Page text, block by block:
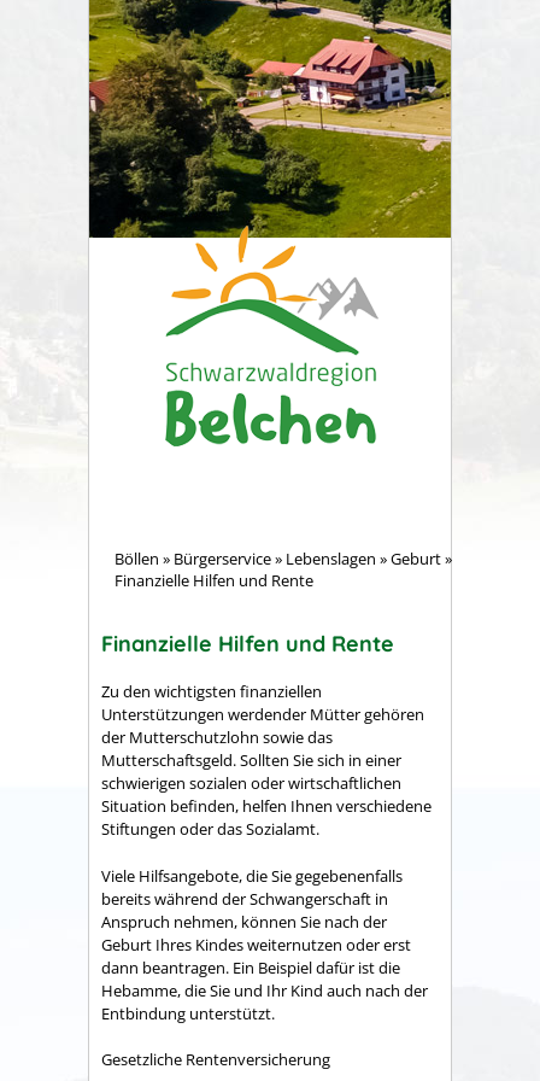
Böllen » Bürgerservice» Lebenslagen »Geburt»
Finanzielle Hilfen und Rente
Finanzielle Hilfen und Rente
Zu den wichtigsten finanziellen
Unterstützungen werdender Mütter gehören
der Mutterschutzlohn sowie das
Mutterschaftsgeld. Sollten Sie sich in einer
schwierigen sozialen oder wirtschaftlichen
Situation befinden, helfen Ihnen verschiedene
Stiftungen oder das Sozialamt.
Viele Hilfsangebote, die Sie gegebenenfalls
bereits während der Schwangerschaft in
Anspruch nehmen, können Sie nach der
Geburt Ihres Kindes weiternutzen oder erst
dann beantragen. Ein Beispiel dafür ist die
Hebamme, die Sie und Ihr Kind auch nach der
Entbindung unterstützt.
Gesetzliche Rentenversicherung